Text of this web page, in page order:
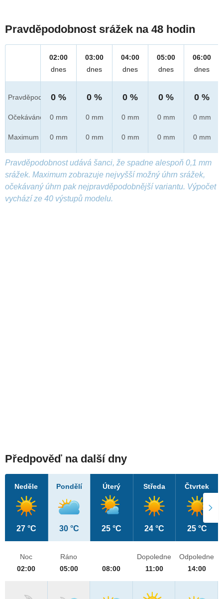
Pravděpodobnost srážek na 48 hodin
Pravděpod.
Očekáváno
Maximum
02:00
dnes
0 %
0 mm
0 mm
03:00
dnes
0 %
0 mm
0 mm
04:00
dnes
0 %
0 mm
0 mm
05:00
dnes
0 %
0 mm
0 mm
06:00
dnes
0 %
0 mm
0 mm
Pravděpodobnost udává šanci, že spadne alespoň 0,1 mm
srážek. Maximum zobrazuje nejvyšší možný úhrn srážek,
očekávaný úhrn pak nejpravděpodobnější variantu. Výpočet
vychází ze 40 výstupů modelu.
Předpověď na další dny
Neděle
27 °C
Pondělí
30 °C
Úterý
25 °C
Středa
24 °C
Čtvrtek
25 °C
Noc
02:00
Ráno
05:00
08:00
Dopoledne
11:00
Odpoledne
14:00